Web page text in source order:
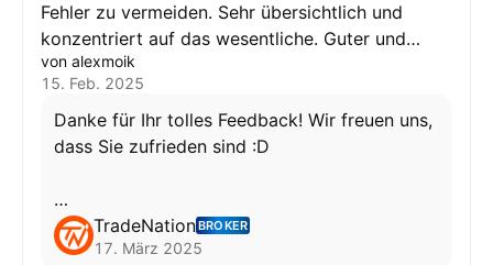
Fehler zu vermeiden. Sehr übersichtlich und
konzentriert auf das wesentliche. Guter und
schneller Support bei Fragen. Und die Spreads
sind unschlagbar!!! Ich kann Trade Nation nur
empfehlen
von alexmoik
15. Feb. 2025
Danke für Ihr tolles Feedback! Wir freuen uns,
dass Sie zufrieden sind :D
WafaTradeNationBROKER
17. März 2025